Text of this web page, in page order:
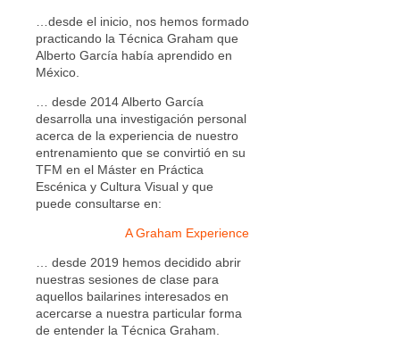
…desde el inicio, nos hemos formado
practicando la Técnica Graham que
Alberto García había aprendido en
México.
… desde 2014 Alberto García
desarrolla una investigación personal
acerca de la experiencia de nuestro
entrenamiento que se convirtió en su
TFM en el Máster en Práctica
Escénica y Cultura Visual y que
puede consultarse en:
A Graham Experience
… desde 2019 hemos decidido abrir
nuestras sesiones de clase para
aquellos bailarines interesados en
acercarse a nuestra particular forma
de entender la Técnica Graham.